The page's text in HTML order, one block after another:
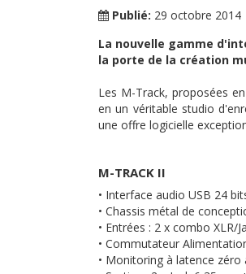
Publié: 29 octobre 2014
La nouvelle gamme
la porte de la création
Les M-Track, proposées
en un véritable studio
une offre logicielle
M-TRACK II
• Interface audio USB 24
• Chassis métal de
• Entrées : 2 x combo
• Commutateur
• Monitoring à latence